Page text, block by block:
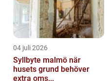
04 juli 2026
Syllbyte malmö när
husets grund behöver
extra oms...